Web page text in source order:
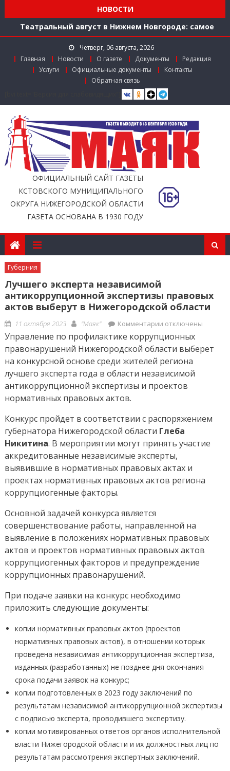
НОВОСТИ
ул. Рождественской: итоги совместной работы
Театральный август в Нижнем Новгороде: самое
время зарядиться искусством!
Доступ к лекарствам по федеральной льготе
Поддержка в региональном грантовом конкурсе
«Драйверы роста»
Заслуженный работник агропромышленного
комплекса
Мониторинг доступности городской среды на
ул. Рождественской: итоги совместной работы
Четверг, 06 августа, 2026
Главная
Новости О газете Документы
Редакция
Услуги
Официальные документы
Контакты
Обратная связь
ОФИЦИАЛЬНЫЙ САЙТ ГАЗЕТЫ
КСТОВСКОГО МУНИЦИПАЛЬНОГО
ОКРУГА НИЖЕГОРОДСКОЙ ОБЛАСТИ
ГАЗЕТА ОСНОВАНА В 1930 ГОДУ
Губерния
Лучшего эксперта независимой
антикоррупционной экспертизы правовых
актов выберут в Нижегородской области
Posted
on
11 октября 2023 Author
"Маяк" Комментариик
записи
Лучшего
эксперта
независимой
актов
выберут
в
Нижегородской
отключены
Управление по профилактике коррупционных
правонарушений Нижегородской области выберет
на конкурсной основе среди жителей региона
лучшего эксперта года в области независимой
антикоррупционной экспертизы и проектов
нормативных правовых актов.
Конкурс пройдет в соответствии с распоряжением
губернатора Нижегородской области Глеба
Никитина. В мероприятии могут принять участие
аккредитованные независимые эксперты,
выявившие в нормативных правовых актах и
проектах нормативных правовых актов региона
коррупциогенные факторы.
Основной задачей конкурса является
совершенствование работы, направленной на
выявление в положениях нормативных правовых
актов и проектов нормативных правовых актов
коррупциогенных факторов и предупреждение
коррупционных правонарушений.
При подаче заявки на конкурс необходимо
приложить следующие документы:
копии нормативных правовых актов (проектов
нормативных правовых актов), в отношении которых
проведена независимая антикоррупционная экспертиза,
изданных (разработанных) не позднее дня окончания
срока подачи заявок на конкурс;
копии подготовленных в 2023 году заключений по
результатам независимой антикоррупционной экспертизы
с подписью эксперта, проводившего экспертизу.
копии мотивированных ответов органов исполнительной
власти Нижегородской области и их должностных лиц по
результатам рассмотрения экспертных заключений.